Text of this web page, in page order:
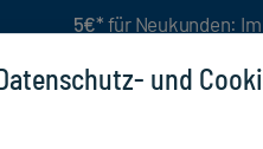
5€* für Neukunden:
und